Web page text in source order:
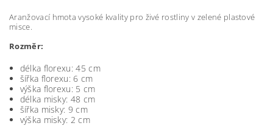
Aranžovací hmota vysoké kvality pro živé rostliny v zelené plastové
misce.
Rozměr:
délka florexu: 45 cm
šířka florexu: 6 cm
výška florexu: 5 cm
délka misky: 48 cm
šířka misky: 9 cm
výška misky: 2 cm